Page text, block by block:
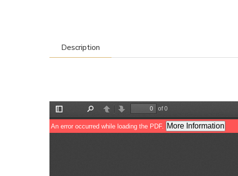
Description